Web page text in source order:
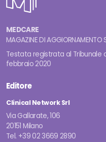
MEDCARE
MAGAZINE DI AGGIORNAMENTO
Testata registrata al Tribunale
febbraio 2020
Editore
Clinical Network Srl
Via Gallarate, 106
20151 Milano
Tel. +39 02 3669 2890